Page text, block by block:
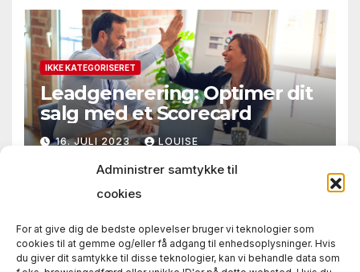
Administrer samtykke til
cookies
For at give dig de bedste oplevelser bruger vi teknologier som
cookies til at gemme og/eller få adgang til enhedsoplysninger. Hvis
du giver dit samtykke til disse teknologier, kan vi behandle data som
IKKE KATEGORISERET
Leadgenerering: Optimer dit
salg med et Scorecard
16. JULI 2023 LOUISE